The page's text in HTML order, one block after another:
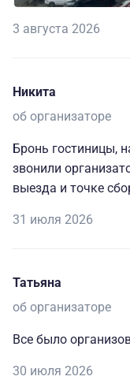
Отель «IBIS» 3*
(200 метров от
места посадки)
3 августа 2026
Никита
об организаторе
Бронь гостиницы,
звонили
выезда и точке
31 июля 2026
Татьяна
об организаторе
Все было
30 июля 2026